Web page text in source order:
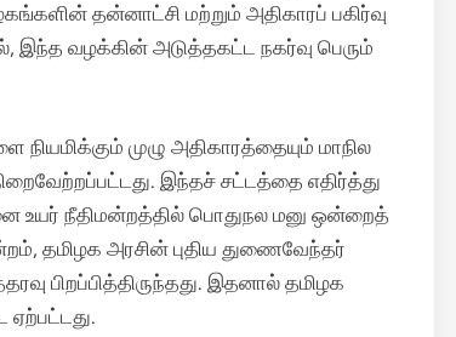
தன்னாட்சி மற்றும் அதிகாரப் பகிர்வு
இந்த வழக்கின் அடுத்தகட்ட நகர்வு பெரும்
முழு அதிகாரத்தையும் மாநில
இந்தச் சட்டத்தை எதிர்த்து
உயர் நீதிமன்றத்தில் பொதுநல மனு ஒன்றைத்
தமிழக அரசின் புதிய துணைவேந்தர்
பிறப்பித்திருந்தது. இதனால் தமிழக
ஏற்பட்டது.